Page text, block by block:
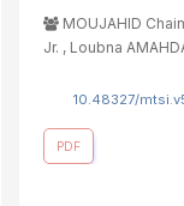
MOUJAHID
Jr. , Loubna
10.48327/
PDF